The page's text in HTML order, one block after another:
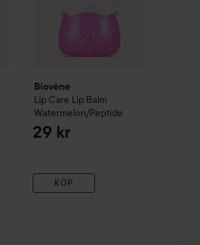
Biovène
Lip Care Lip Balm
Watermelon/Peptide
29 kr
KÖP